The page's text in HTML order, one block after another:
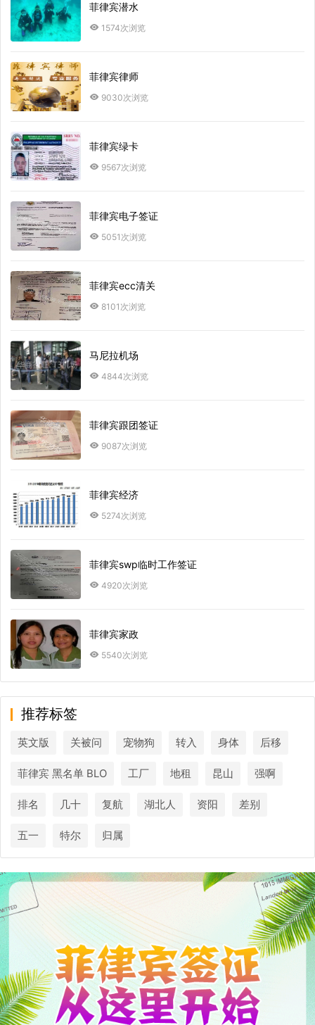
菲律宾潜水
1574次浏览
菲律宾律师
9030次浏览
菲律宾绿卡
9567次浏览
菲律宾电子签证
5051次浏览
菲律宾ecc清关
8101次浏览
马尼拉机场
4844次浏览
菲律宾跟团签证
9087次浏览
菲律宾经济
5274次浏览
菲律宾swp临时工作签证
4920次浏览
菲律宾家政
5540次浏览
推荐标签
英文版 关被问 宠物狗 转入 身体 后移
菲律宾 黑名单 BLO 工厂 地租 昆山 强啊
排名 几十 复航 湖北人 资阳 差别
五一 特尔 归属